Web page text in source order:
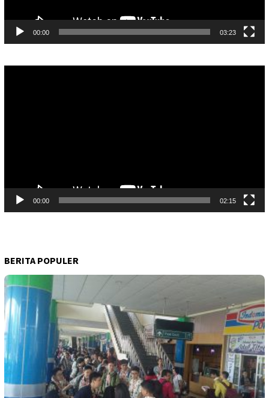
00:00 03:23
00:00 02:15
BERITA POPULER